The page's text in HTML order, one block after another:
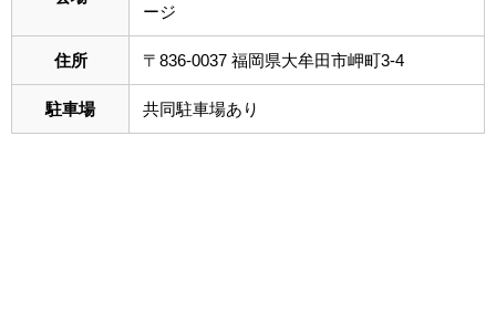
ージ
住所 〒836-0037 福岡県大牟田市岬町3-4
駐車場 共同駐車場あり